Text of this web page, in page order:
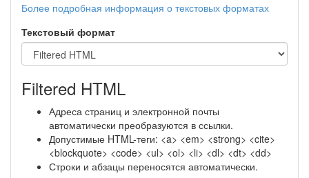
Более подробная информация о текстовых форматах
Текстовый формат
Filtered HTML
Адреса страниц и электронной почты
автоматически преобразуются в ссылки.
Допустимые HTML-теги: <a> <em> <strong> <cite>
<blockquote> <code> <ul> <ol> <li> <dl> <dt> <dd>
Строки и абзацы переносятся автоматически.